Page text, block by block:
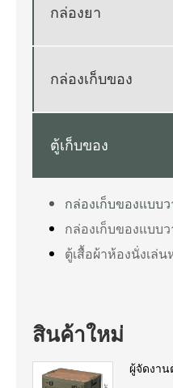
กล่องยา
กล่องเก็บของ
ตู้เก็บของ
กล่องเก็บของแบบ
กล่องเก็บของแบบ
ตู้เสื้อผ้าห้องนั่งเล่
สินค้าใหม่
ผู้จัดงา